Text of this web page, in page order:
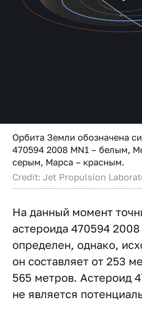
Орбита Земли обозначена
470594 2008 MN1 – белым,
серым, Марса – красным.
Credit: Jet Propulsion
На данный момент
астероида 470594 2008
определен, однако,
он составляет от 253
565 метров. Астероид
не является